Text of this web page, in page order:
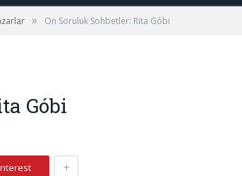
» On Soruluk Sohbetler: Rita Góbi
Góbi
+